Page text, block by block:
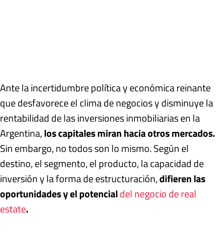
Ante la incertidumbre política y económica reinante
que desfavorece el clima de negocios y disminuye la
rentabilidad de las inversiones inmobiliarias en la
Argentina,los capitales miran hacia otros mercados.
Sin embargo, no todos son lo mismo. Según el
destino, el segmento, el producto, la capacidad de
inversión y la forma de estructuración,difieren las
oportunidades y el potencialdel negocio de real
estate.